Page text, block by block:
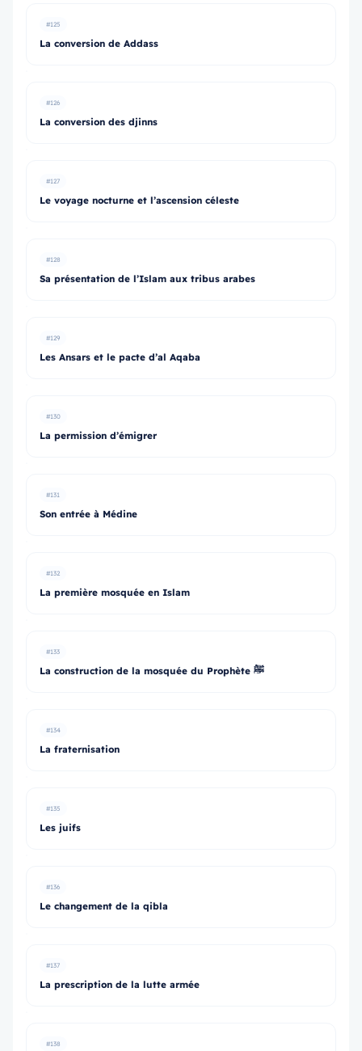
#125
La conversion de Addass
#126
La conversion des djinns
#127
Le voyage nocturne et l’ascension céleste
#128
Sa présentation de l’Islam aux tribus arabes
#129
Les Ansars et le pacte d’al Aqaba
#130
La permission d’émigrer
#131
Son entrée à Médine
#132
La première mosquée en Islam
#133
La construction de la mosquée du Prophète ﷺ
#134
La fraternisation
#135
Les juifs
#136
Le changement de la qibla
#137
La prescription de la lutte armée
#138